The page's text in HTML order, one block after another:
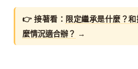
👉 接著看： 限定繼承是什麼？
麼情況適合辦？ →